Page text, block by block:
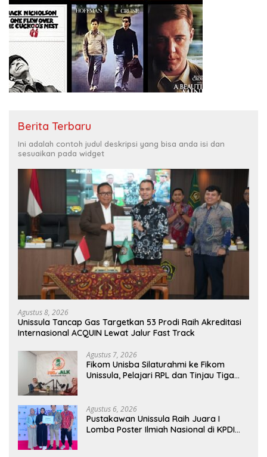
Berita Terbaru
Ini adalah contoh judul deskripsi yang bisa anda isi dan
sesuaikan pada widget
Agustus 8, 2026
Unissula Tancap Gas Targetkan 53 Prodi Raih Akreditasi
Internasional ACQUIN Lewat Jalur Fast Track
Agustus 7, 2026
Fikom Unisba Silaturahmi ke Fikom
Unissula, Pelajari RPL dan Tinjau Tiga
Agustus 6, 2026
Pustakawan Unissula Raih Juara I
Lomba Poster Ilmiah Nasional di KPDI